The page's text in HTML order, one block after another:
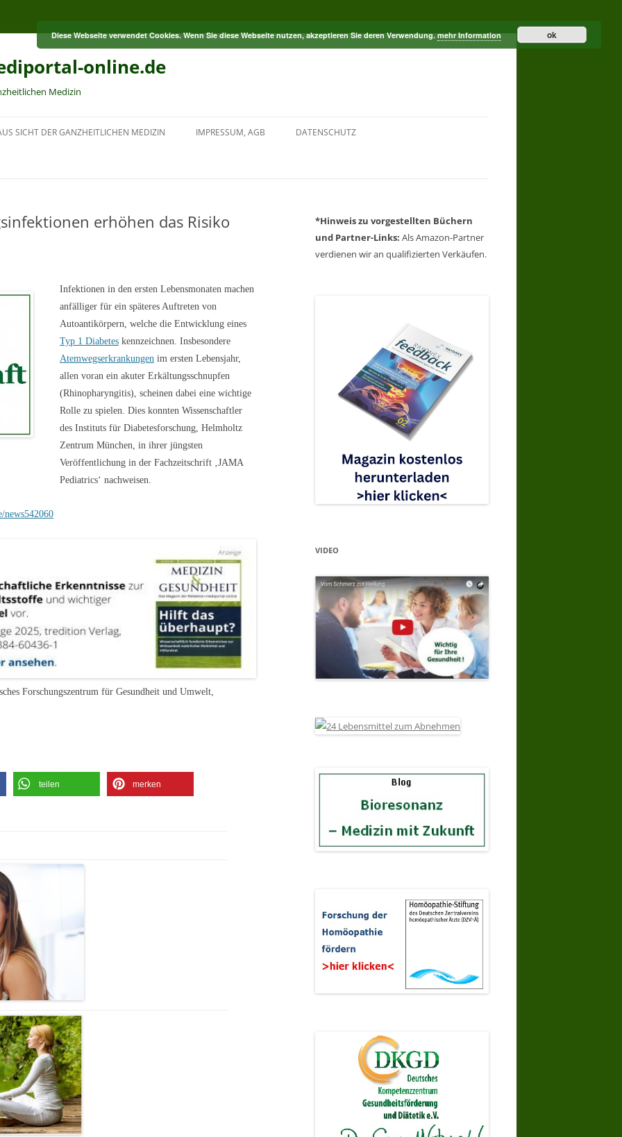
online.de
Medizin
SICHT DER GANZHEITLICHEN MEDIZIN IMPRESSUM, AGB DATENSCHUTZ
erhöhen das Risiko
Infektionen in den ersten Lebensmonaten machen
anfälliger für ein späteres Auftreten von
Autoantikörpern, welche die Entwicklung eines
Typ 1 Diabetes kennzeichnen. Insbesondere
Atemwegserkrankungen im ersten Lebensjahr,
allen voran ein akuter Erkältungsschnupfen
(Rhinopharyngitis), scheinen dabei eine wichtige
Rolle zu spielen. Dies konnten Wissenschaftler
des Instituts für Diabetesforschung, Helmholtz
Zentrum München, in ihrer jüngsten
Veröffentlichung in der Fachzeitschrift ‚JAMA
Pediatrics‘ nachweisen.
news542060
Forschungszentrum für Gesundheit und Umwelt,
teilen merken
*Hinweis zu vorgestellten Büchern
und Partner-Links: Als Amazon-Partner
verdienen wir an qualifizierten Verkäufen.
VIDEO
Diese Webseite verwendet Cookies. Wenn Sie diese Webseite nutzen, akzeptieren Sie deren Verwendung.mehr Information ok